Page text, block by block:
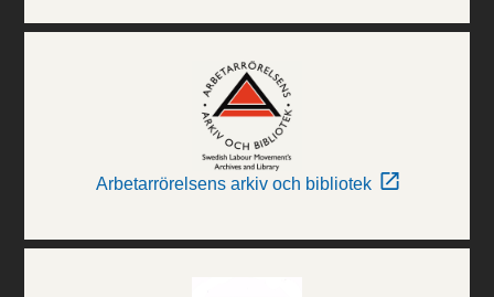
Arbetarrörelsens arkiv och bibliotek